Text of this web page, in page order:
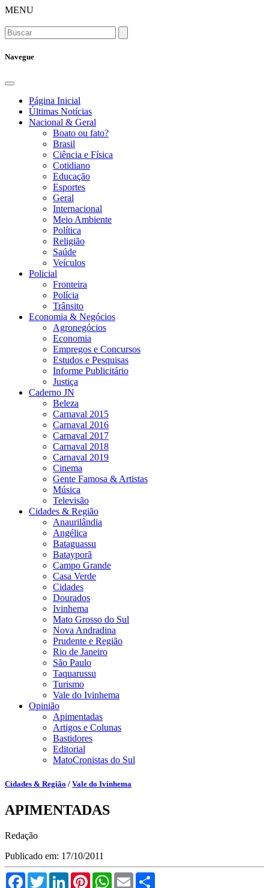
MENU
Navegue
Página Inicial
Últimas Notícias
Nacional & Geral
Boato ou fato?
Brasil
Ciência e Física
Cotidiano
Educação
Esportes
Geral
Internacional
Meio Ambiente
Política
Religião
Saúde
Veículos
Policial
Fronteira
Polícia
Trânsito
Economia & Negócios
Agronegócios
Economia
Empregos e Concursos
Estudos e Pesquisas
Informe Publicitário
Justiça
Caderno JN
Beleza
Carnaval 2015
Carnaval 2016
Carnaval 2017
Carnaval 2018
Carnaval 2019
Cinema
Gente Famosa & Artistas
Música
Televisão
Cidades & Região
Anaurilândia
Angélica
Bataguassu
Batayporã
Campo Grande
Casa Verde
Cidades
Dourados
Ivinhema
Mato Grosso do Sul
Nova Andradina
Prudente e Região
Rio de Janeiro
São Paulo
Taquarussu
Turismo
Vale do Ivinhema
Opinião
Apimentadas
Artigos e Colunas
Bastidores
Editorial
MatoCronistas do Sul
Cidades & Região / Vale do Ivinhema
APIMENTADAS
Redação
Publicado em: 17/10/2011
FacebookTwitterLinkedInPinterestWhatsApp
Email